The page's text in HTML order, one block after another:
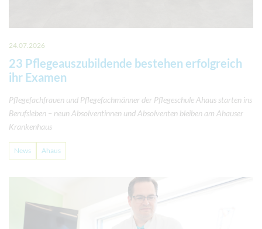
24.07.2026
23 Pflegeauszubildende bestehen erfolgreich
ihr Examen
Pflegefachfrauen und Pflegefachmänner der Pflegeschule Ahaus starten ins
Berufsleben – neun Absolventinnen und Absolventen bleiben am Ahauser
Krankenhaus
News Ahaus